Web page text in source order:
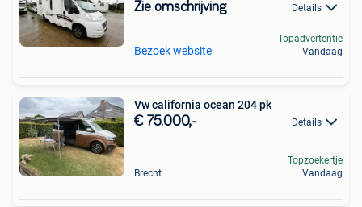
Zie omschrijving Details
Bezoek website
Topadvertentie
Vandaag
Vw california ocean 204 pk
€ 75.000,- Details
Brecht
Topzoekertje
Vandaag